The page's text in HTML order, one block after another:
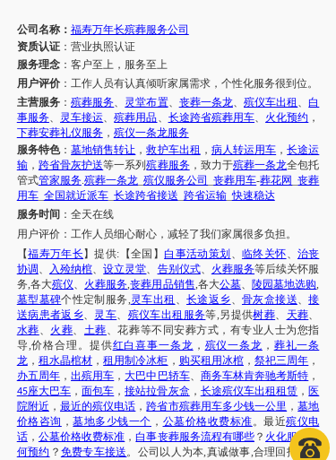
公司名称： 福寿万年长殡葬服务公司
资质认证：营业执照认证
服务理念：客户至上，服务至上
用户评价：工作人员有认真倾听家属需求，个性化服务很到位。
主营服务：殡葬服务、 灵堂布置、 丧葬一条龙、 殡仪车出租 、白
事服务、 灵车接运、殡葬用品、 长途跨省殡葬用车、 火化预约 ，
下葬安葬礼仪服务， 殡仪一条龙服务
服务特色：墓地销售转让 ，救护车出租 ， 病人转运用车 ，长途运
输， 跨省骨灰护送等一系列殡葬服务，致力于殡葬一条龙全包托
管式管家服务.殡葬一条龙_ 殡仪服务公司 _丧葬用车-葬花网 _丧葬
用车_ 全国就近派车_ 长途跨省接送 跨省运输_快速稳达
服务时间 ： 全天在线
用户评价： 工作人员细心耐心，减轻了我们家属很多负担。
【福寿万年长 】提供:【全国】白事活动策划 、 临终关怀、 治丧
协调 、 入殓纳棺、设立灵堂、 告别仪式、 火葬服务等后续关怀服
务,各大殡仪、 火葬服务,丧葬用品销售,各大公墓、 陵园墓地选购,
墓型墓碑个性定制服务,灵车出租 、 长途返乡、 骨灰盒接送、接
送病患者返乡、 灵车、 殡仪车出租服务等,另提供树葬、 天葬、
水葬、 火葬、 土葬、花葬等不同安葬方式，有专业人士为您指
导,价格合理。提供红白喜事一条龙 ， 殡仪一条龙 ， 葬礼一条
龙， 租水晶棺材 ，租用制冷冰柜 ， 购买租用冰棺，祭祀三周年 ，
办五周年，出殡用车 ，大巴中巴轿车、 商务车林肯奔驰考斯特 ，
45座大巴车 ，面包车 ，接站拉骨灰盒 ， 长途殡仪车出租租赁 ， 医
院附近 ， 最近的殡仪电话 ，跨省市殡葬用车多少钱一公里 ，墓地
价格咨询 ，墓地多少钱一个 ， 公墓价格收费标准。最近殡仪电
话， 公墓价格收费标准 ，白事丧葬服务流程有哪些 ？ 火化服务如
何预约 ？ 免费专车接送。公司以人为本,真诚做事,合理回报为宗